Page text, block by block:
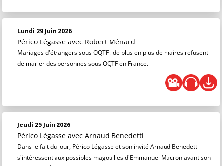
Lundi 29 Juin 2026
Périco Légasse avec Robert Ménard
Mariages d'étrangers sous OQTF : de plus en plus de maires refusent
de marier des personnes sous OQTF en France.
Jeudi 25 Juin 2026
Périco Légasse avec Arnaud Benedetti
Dans le fait du jour, Périco Légasse et son invité Arnaud Benedetti
s'intéressent aux possibles magouilles d'Emmanuel Macron avant son